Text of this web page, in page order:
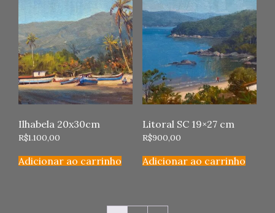
Ilhabela 20x30cm
R$1.100,00
Adicionar ao carrinho
Litoral SC 19×27 cm
R$900,00
Adicionar ao carrinho